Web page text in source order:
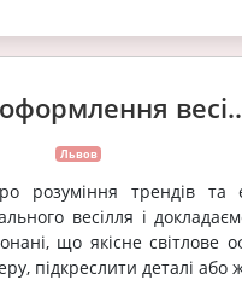
Львов
розуміння трендів та
весілля і
що якісне світлове
підкреслити деталі або